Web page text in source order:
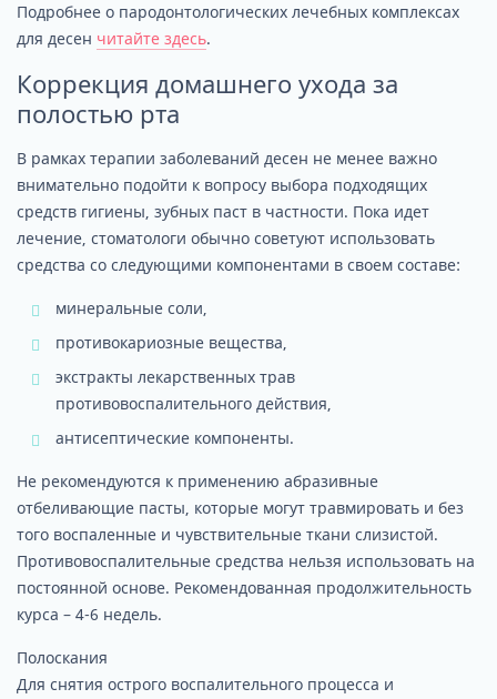
Подробнее о пародонтологических лечебных комплексах
для десен читайте здесь.
Коррекция домашнего ухода за
полостью рта
В рамках терапии заболеваний десен не менее важно
внимательно подойти к вопросу выбора подходящих
средств гигиены, зубных паст в частности. Пока идет
лечение, стоматологи обычно советуют использовать
средства со следующими компонентами в своем составе:
минеральные соли,
противокариозные вещества,
экстракты лекарственных трав
противовоспалительного действия,
антисептические компоненты.
Не рекомендуются к применению абразивные
отбеливающие пасты, которые могут травмировать и без
того воспаленные и чувствительные ткани слизистой.
Противовоспалительные средства нельзя использовать на
постоянной основе. Рекомендованная продолжительность
курса – 4-6 недель.
Полоскания
Для снятия острого воспалительного процесса и